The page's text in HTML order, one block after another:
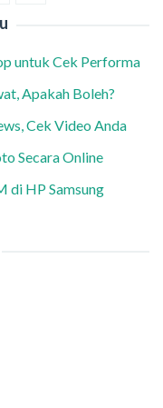
untuk Cek Performa
Apakah Boleh?
Cek Video Anda
Secara Online
di HP Samsung